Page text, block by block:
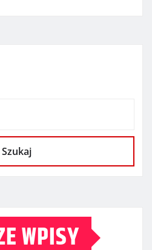
Szukaj
WPISY